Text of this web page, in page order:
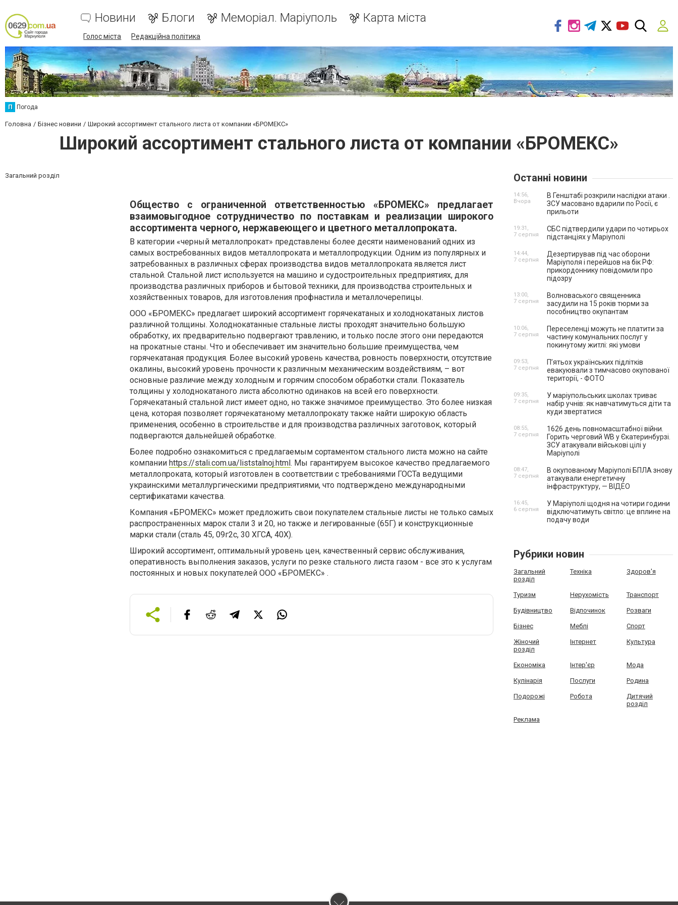
Новини Блоги Меморіал. Маріуполь Карта міста
Голос міста Редакційна політика
П Погода
Головна Бізнес новини Широкий ассортимент стального листа от компании «БРОМЕКС»
Широкий ассортимент стального листа от компании «БРОМЕКС»
Загальний розділ
Общество с ограниченной ответственностью «БРОМЕКС» предлагает
взаимовыгодное сотрудничество по поставкам и реализации широкого
ассортимента черного, нержавеющего и цветного металлопроката.
В категории «черный металлопрокат» представлены более десяти наименований одних из
самых востребованных видов металлопроката и металлопродукции. Одним из популярных и
затребованных в различных сферах производства видов металлопроката является лист
стальной. Стальной лист используется на машино и судостроительных предприятиях, для
производства различных приборов и бытовой техники, для производства строительных и
хозяйственных товаров, для изготовления профнастила и металлочерепицы.
ООО «БРОМЕКС» предлагает широкий ассортимент горячекатаных и холоднокатаных листов
различной толщины. Холоднокатанные стальные листы проходят значительно большую
обработку, их предварительно подвергают травлению, и только после этого они передаются
на прокатные станы. Что и обеспечивает им значительно большие преимущества, чем
горячекатаная продукция. Более высокий уровень качества, ровность поверхности, отсутствие
окалины, высокий уровень прочности к различным механическим воздействиям, – вот
основные различие между холодным и горячим способом обработки стали. Показатель
толщины у холоднокатаного листа абсолютно одинаков на всей его поверхности.
Горячекатаный стальной лист имеет одно, но также значимое преимущество. Это более низкая
цена, которая позволяет горячекатаному металлопрокату также найти широкую область
применения, особенно в строительстве и для производства различных заготовок, который
подвергаются дальнейшей обработке.
Более подробно ознакомиться с предлагаемым сортаментом стального листа можно на сайте
компании https://stali.com.ua/liststalnoj.html. Мы гарантируем высокое качество предлагаемого
металлопроката, который изготовлен в соответствии с требованиями ГОСТа ведущими
украинскими металлургическими предприятиями, что подтверждено международными
сертификатами качества.
Компания «БРОМЕКС» может предложить свои покупателем стальные листы не только самых
распространенных марок стали 3 и 20, но также и легированные (65Г) и конструкционные
марки стали (сталь 45, 09г2с, 30 ХГСА, 40Х).
Широкий ассортимент, оптимальный уровень цен, качественный сервис обслуживания,
оперативность выполнения заказов, услуги по резке стального листа газом - все это к услугам
постоянных и новых покупателей ООО «БРОМЕКС» .
Останні новини
В Генштабі розкрили наслідки атаки .
ЗСУ масовано вдарили по Росії, є
прильоти
14:56,
Вчора
СБС підтвердили удари по чотирьох
підстанціях у Маріуполі
19:31,
7 серпня
Дезертирував під час оборони
Маріуполя і перейшов на бік РФ:
прикордоннику повідомили про
підозру
14:44,
7 серпня
Волноваського священника
засудили на 15 років тюрми за
пособництво окупантам
13:00,
7 серпня
Переселенці можуть не платити за
частину комунальних послуг у
покинутому житлі: які умови
10:06,
7 серпня
П’ятьох українських підлітків
евакуювали з тимчасово окупованої
території, - ФОТО
09:53,
7 серпня
У маріупольських школах триває
набір учнів: як навчатимуться діти та
куди звертатися
09:35,
7 серпня
1626 день повномасштабної війни.
Горить черговий WB у Єкатеринбурзі.
ЗСУ атакували військові цілі у
Маріуполі
08:55,
7 серпня
В окупованому Маріуполі БПЛА знову
атакували енергетичну
інфраструктуру, — ВІДЕО
08:47,
7 серпня
У Маріуполі щодня на чотири години
відключатимуть світло: це вплине на
подачу води
16:45,
6 серпня
Рубрики новин
Загальний
розділ
Техніка Здоров'я
Туризм Нерухомість Транспорт
Будівництво Відпочинок Розваги
Бізнес Меблі Спорт
Жіночий
розділ
Інтернет Культура
Економіка Інтер'єр Мода
Кулінарія Послуги Родина
Подорожі Робота
Дитячий
розділ
Реклама